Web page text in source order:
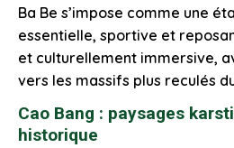
Ba Be s’impose comme une
essentielle, sportive et
et culturellement immersive,
vers les massifs plus reculés
Cao Bang : paysages
historique